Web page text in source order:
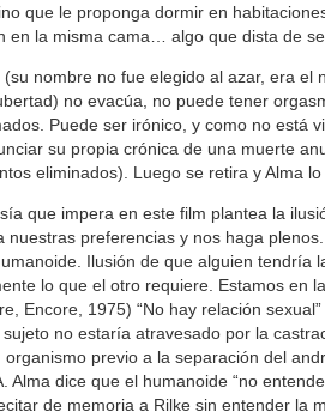
que le proponga dormir en
en la misma cama… algo que dista de
(su nombre no fue elegido al azar, era el
no evacúa, no puede tener
Puede ser irónico, y como no está
su propia crónica de una muerte
eliminados). Luego se retira y Alma
que impera en este film plantea la
nuestras preferencias y nos haga
Ilusión de que alguien tendría
lo que el otro requiere. Estamos en
Encore, 1975) “No hay relación
sujeto no estaría atravesado por la
organismo previo a la separación del
Alma dice que el humanoide “no
de memoria a Rilke sin entender la